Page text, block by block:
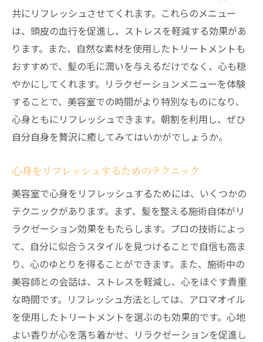
共にリフレッシュさせてくれます。これらのメニュー
は、頭皮の血行を促進し、ストレスを軽減する効果があ
ります。また、自然な素材を使用したトリートメントも
おすすめで、髪の毛に潤いを与えるだけでなく、心も穏
やかにしてくれます。リラクゼーションメニューを体験
することで、美容室での時間がより特別なものになり、
心身ともにリフレッシュできます。朝割を利用し、ぜひ
自分自身を贅沢に癒してみてはいかがでしょうか。
心身をリフレッシュするためのテクニック
美容室で心身をリフレッシュするためには、いくつかの
テクニックがあります。まず、髪を整える施術自体がリ
ラクゼーション効果をもたらします。プロの技術によっ
て、自分に似合うスタイルを見つけることで自信も高ま
り、心のゆとりを得ることができます。また、施術中の
美容師との会話は、ストレスを軽減し、心をほぐす貴重
な時間です。リフレッシュ方法としては、アロマオイル
を使用したトリートメントを選ぶのも効果的です。心地
よい香りが心を落ち着かせ、リラクゼーションを促進し